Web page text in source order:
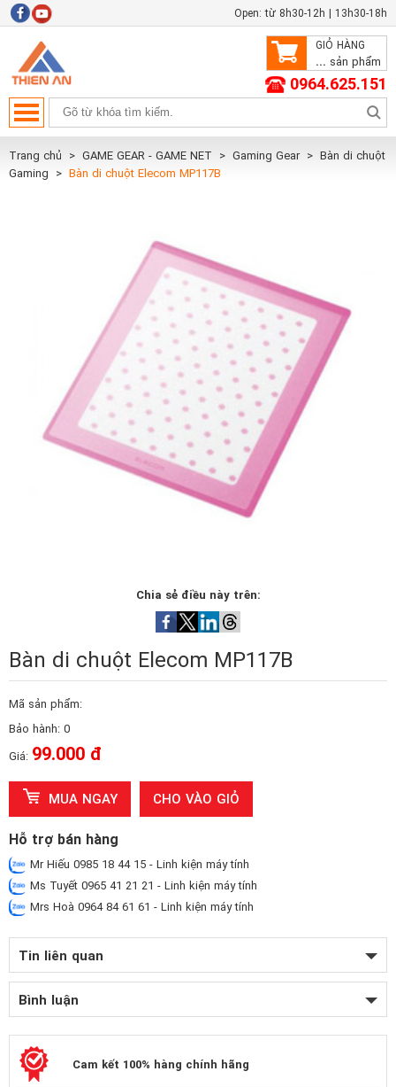
Open: từ 8h30-12h | 13h30-18h
GIỎ HÀNG
... sản phẩm
0964.625.151
Trang chủ GAME GEAR - GAME NET Gaming Gear
Bàn di chuột
Gaming
Bàn di chuột Elecom MP117B
Chia sẻ điều này trên:
Bàn di chuột Elecom MP117B
Mã sản phẩm:
Bảo hành: 0
Giá: 99.000 đ
MUA NGAY CHO VÀO GIỎ
Hỗ trợ bán hàng
Mr Hiếu 0985 18 44 15 - Linh kiện máy tính
Ms Tuyết 0965 41 21 21 - Linh kiện máy tính
Mrs Hoà 0964 84 61 61 - Linh kiện máy tính
Tin liên quan
Bình luận
Cam kết 100% hàng chính hãng